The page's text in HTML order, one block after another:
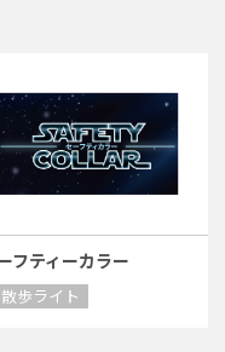
フティーカラー
歩ライト